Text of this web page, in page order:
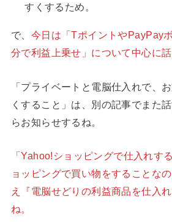
すくするため。
で、 今日は「TポイントやPayPay
分で利益上乗せ」について中心に話
「プライベートと電脳仕入れで、
くすること」は、別の記事でまた
らお知らせするね。
「Yahoo!ショッピングで仕入れす
ョッピングで買い物をすることな
え『電脳せどりの利益商品を仕入
ね。